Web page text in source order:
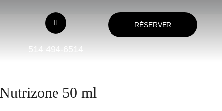
514 494-6514
RÉSERVER
50 ml